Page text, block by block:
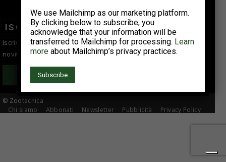
ISCRIVITI ALLA NEWSLETTER
Iscriviti alla newsletter per essere sempre informato sulle
novità del settore avicolo!
© Zootecnica
Chi siamo
Abbonati Newsletter Pubblicità Privacy Policy
We use Mailchimp as our marketing platform.
By clicking below to subscribe, you
acknowledge that your information will be
transferred to Mailchimp for processing. Learn
more about Mailchimp’s privacy practices.